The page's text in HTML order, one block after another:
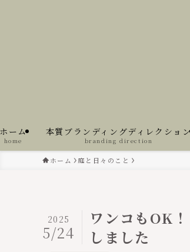
ーム
home
本質ブランディングディレクショ
branding direction
ホーム 庭と日々のこと
ワンコもOK
しました
2025
5/24